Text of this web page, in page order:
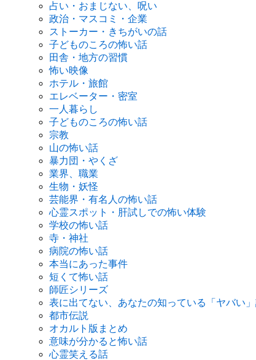
占い・おまじない、呪い
政治・マスコミ・企業
ストーカー・きちがいの話
子どものころの怖い話
田舎・地方の習慣
怖い映像
ホテル・旅館
エレベーター・密室
一人暮らし
子どものころの怖い話
宗教
山の怖い話
暴力団・やくざ
業界、職業
生物・妖怪
芸能界・有名人の怖い話
心霊スポット・肝試しでの怖い体験
学校の怖い話
寺・神社
病院の怖い話
本当にあった事件
短くて怖い話
師匠シリーズ
表に出てない、あなたの知っている「ヤバい
都市伝説
オカルト版まとめ
意味が分かると怖い話
心霊笑える話